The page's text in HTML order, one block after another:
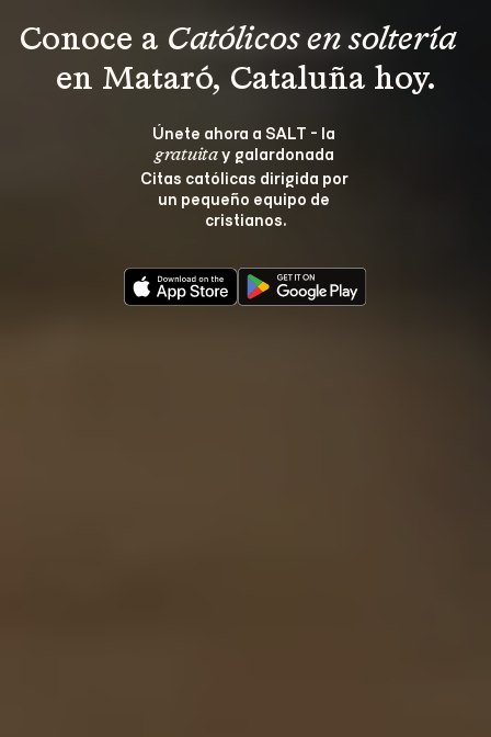
Conoce a Católicos en soltería
en Mataró, Cataluña hoy.
Únete ahora a SALT - la
gratuita y galardonada
Citas católicas dirigida por
un pequeño equipo de
cristianos.